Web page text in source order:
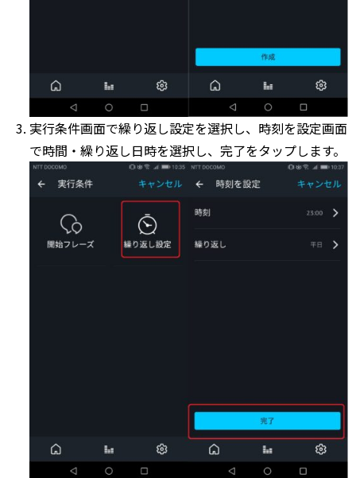
実行条件画面で繰り返し設定を選択し、時刻を設定画面
で時間・繰り返し日時を選択し、完了をタップします。